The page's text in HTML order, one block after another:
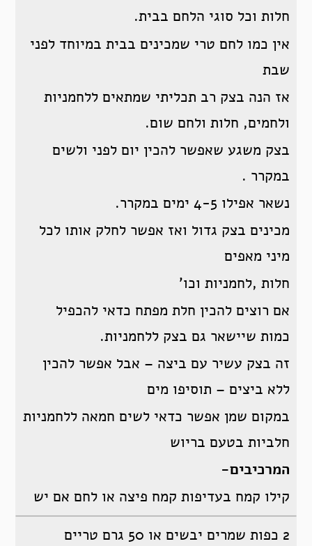
חלות וכל סוגי הלחם בבית.
אין כמו לחם טרי שמכינים בבית במיוחד לפני
שבת
אז הנה בצק רב תכליתי שמתאים ללחמניות
ולחמים, חלות ולחם שום.
בצק משגע שאפשר להכין יום לפני ולשים
במקרר .
נשאר אפילו 4-5 ימים במקרר.
מכינים בצק גדול ואז אפשר לחלק אותו לכל
מיני מאפים
חלות ,לחמניות וכו’
אם רוצים להכין חלת מפתח כדאי להכפיל
כמות שיישאר גם בצק ללחמניות.
זה בצק עשיר עם ביצה – אבל אפשר להכין
ללא ביצים – תוסיפו מים
במקום שמן אפשר כדאי לשים חמאה ללחמניות
חלביות בטעם בריוש
המרכיבים-
קילו קמח בעדיפות קמח פיצה או לחם אם יש
2 כפות שמרים יבשים או 50 גרם טריים